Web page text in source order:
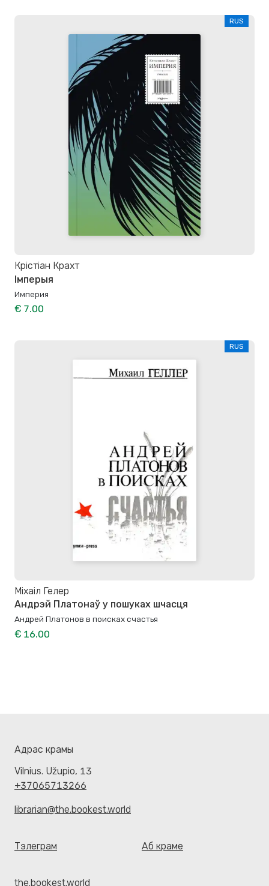
RUS
Крістіан Крахт
Імперыя
Империя
€ 7.00
RUS
Міхаіл Гелер
Андрэй Платонаў у пошуках шчасця
Андрей Платонов в поисках счастья
€ 16.00
Адрас крамы
Vilnius. Užupio, 13
+37065713266
librarian@the.bookest.world
Тэлеграм Аб краме
the.bookest.world